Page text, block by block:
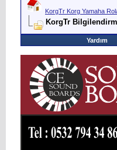
KorgTr Korg Yamaha
KorgTr
Yardım